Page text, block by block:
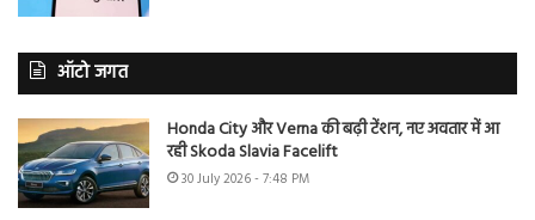
ऑटो जगत
Honda City और Verna की बढ़ी टेंशन, नए अवतार में आ
रही Skoda Slavia Facelift
30 July 2026 - 7:48 PM